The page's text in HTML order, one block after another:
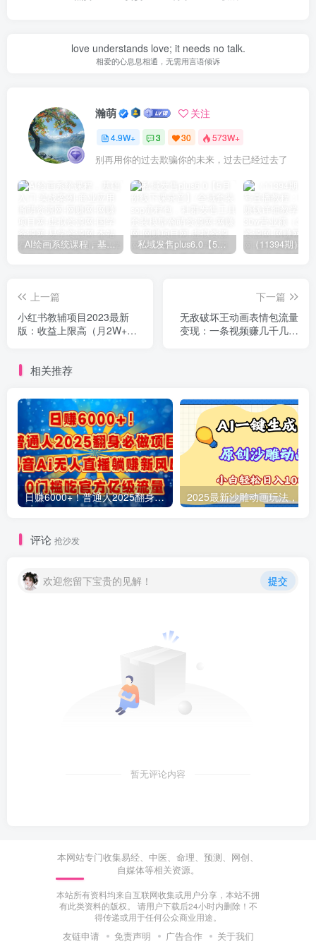
love understands love; it needs no talk.
相爱的心息息相通，无需用言语倾诉
瀚萌 关注
4.9W+ 3 30 573W+
别再用你的过去欺骗你的未来，过去已经过去了
AI绘画系统课程，基础入门-实战案例-商业应用 私域发售plus6.0【5月份线下课录音】/全域套装sop流程包，社群发售工具套装模型
上一篇
小红书教辅项目2023最新
版：收益上限高（月2W+操
下一篇
无敌破坏王动画表情包流量
变现：一条视频赚几千几万
相关推荐
日赚6000+！普通人2025翻身必做项目，抖音Ai无人直播躺赚新风口，0门槛吃官方亿级流量
评论 抢沙发
欢迎您留下宝贵的见解！ 提交
暂无评论内容
本网站专门收集易经、中医、命理、预测、网创、
自媒体等相关资源。
本站所有资料均来自互联网收集或用户分享，本站不拥
有此类资料的版权。 请用户下载后24小时内删除！不
得传递或用于任何公众商业用途。
友链申请 免责声明 广告合作 关于我们